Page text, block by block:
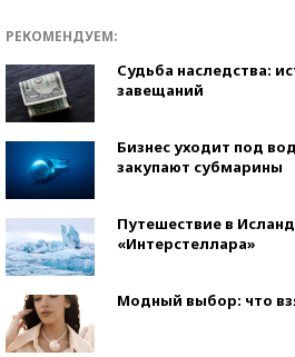
РЕКОМЕНДУЕМ:
Судьба наследства:
завещаний
Бизнес уходит под
закупают субмарины
Путешествие в
«Интерстеллара»
Модный выбор: что